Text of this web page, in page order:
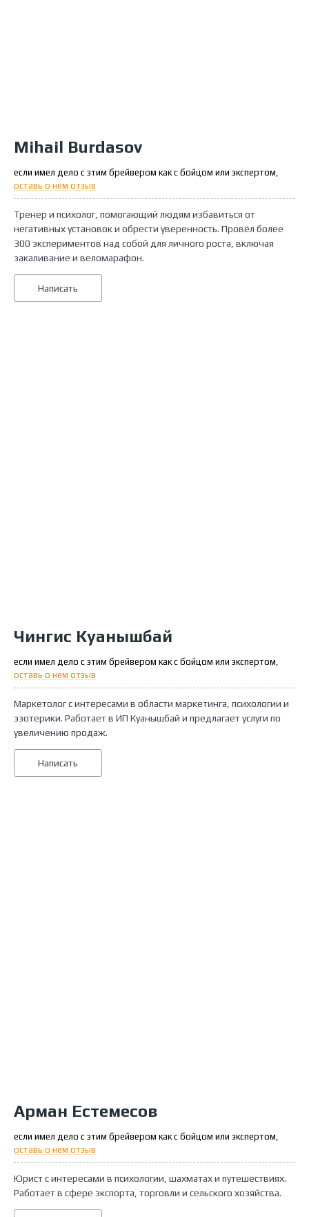
Mihail Burdasov
если имел дело с этим брейвером как с бойцом или экспертом,
оставь о нем отзыв
Тренер и психолог, помогающий людям избавиться от
негативных установок и обрести уверенность. Провёл более
300 экспериментов над собой для личного роста, включая
закаливание и веломарафон.
Написать
Чингис Куанышбай
если имел дело с этим брейвером как с бойцом или экспертом,
оставь о нем отзыв
Маркетолог с интересами в области маркетинга, психологии и
эзотерики. Работает в ИП Куанышбай и предлагает услуги по
увеличению продаж.
Написать
Арман Естемесов
если имел дело с этим брейвером как с бойцом или экспертом,
оставь о нем отзыв
Юрист с интересами в психологии, шахматах и путешествиях.
Работает в сфере экспорта, торговли и сельского хозяйства.